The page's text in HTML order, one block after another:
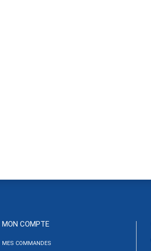
MON COMPTE
MES COMMANDES